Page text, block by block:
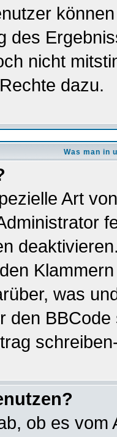
des
nicht
dazu.
Was man in
Art
was
den
ob es